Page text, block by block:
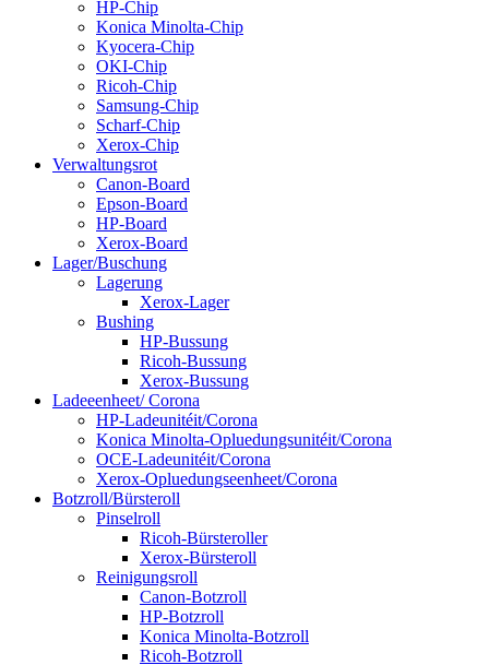
HP-Chip
Konica Minolta-Chip
Kyocera-Chip
OKI-Chip
Ricoh-Chip
Samsung-Chip
Scharf-Chip
Xerox-Chip
Verwaltungsrot
Canon-Board
Epson-Board
HP-Board
Xerox-Board
Lager/Buschung
Lagerung
Xerox-Lager
Bushing
HP-Bussung
Ricoh-Bussung
Xerox-Bussung
Ladeeenheet/ Corona
HP-Ladeunitéit/Corona
Konica Minolta-Opluedungsunitéit/Corona
OCE-Ladeunitéit/Corona
Xerox-Opluedungseenheet/Corona
Botzroll/Bürsteroll
Pinselroll
Ricoh-Bürsteroller
Xerox-Bürsteroll
Reinigungsroll
Canon-Botzroll
HP-Botzroll
Konica Minolta-Botzroll
Ricoh-Botzroll